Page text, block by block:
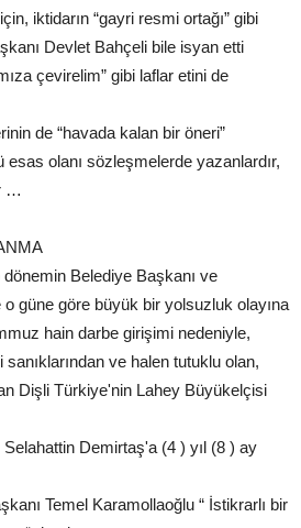
iktidarın “gayri resmi ortağı” gibi
Devlet Bahçeli bile isyan etti
çevirelim” gibi laflar etini de
de “havada kalan bir öneri”
olanı sözleşmelerde yazanlardır,
…
dönemin Belediye Başkanı ve
o güne göre büyük bir yolsuzluk olayına
hain darbe girişimi nedeniyle,
ve halen tutuklu olan,
Dişli Türkiye'nin Lahey Büyükelçisi
Demirtaş'a (4 ) yıl (8 ) ay
Temel Karamollaoğlu “ İstikrarlı bir